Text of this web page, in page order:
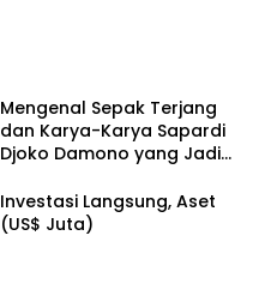
Mengenal Sepak Terjang
dan Karya-Karya Sapardi
Djoko Damono yang Jadi
Investasi Langsung, Aset
(US$ Juta)